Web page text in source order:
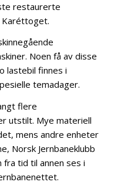
restaurerte
Karéttoget.
Noen få av disse
lastebil finnes i
temadager.
flere
utstilt. Mye materiell
mens andre enheter
Norsk Jernbaneklubb
fra tid til annen ses i